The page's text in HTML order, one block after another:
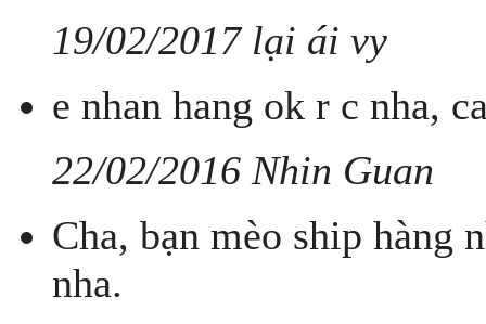
19/02/2017 lại ái vy
e nhan hang ok r c nha,
22/02/2016 Nhin Guan
Cha, bạn mèo ship hàng
nha.